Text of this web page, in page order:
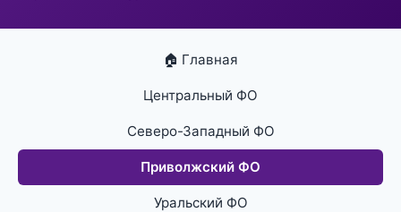
🏠 Главная
Центральный ФО
Северо-Западный ФО
Приволжский ФО
Уральский ФО